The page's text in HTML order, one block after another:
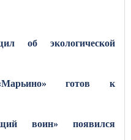
об экологической
готов к
воин» появился